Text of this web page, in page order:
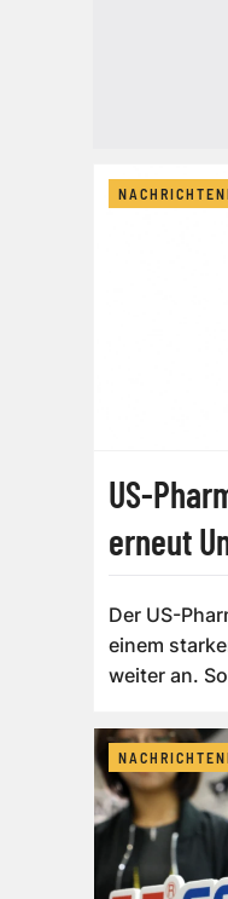
US-
erneut
Der US-
einem
weiter an.